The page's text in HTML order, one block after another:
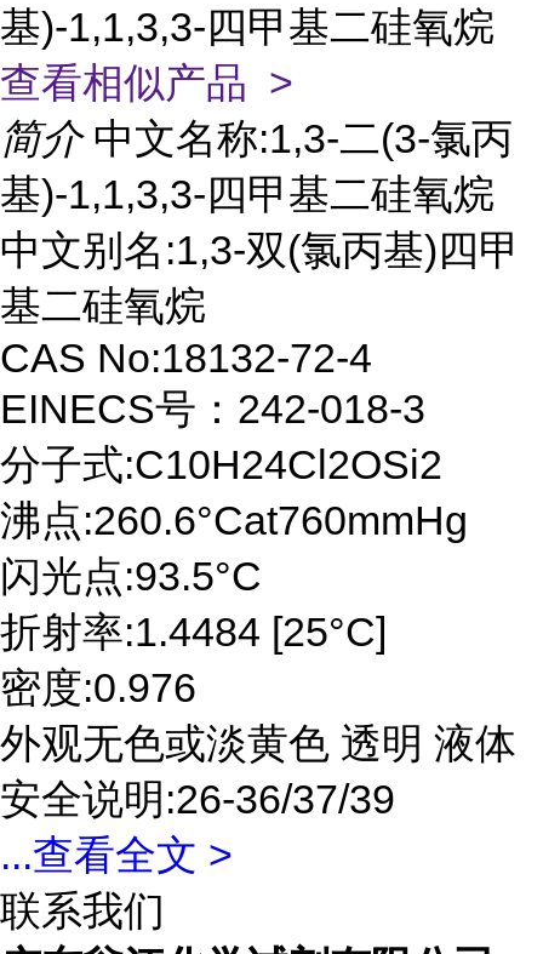
基)-1,1,3,3-四甲基二硅氧烷
查看相似产品 >
简介 中文名称:1,3-二(3-氯丙
基)-1,1,3,3-四甲基二硅氧烷
中文别名:1,3-双(氯丙基)四甲
基二硅氧烷
CAS No:18132-72-4
EINECS号：242-018-3
分子式:C10H24Cl2OSi2
沸点:260.6°Cat760mmHg
闪光点:93.5°C
折射率:1.4484 [25°C]
密度:0.976
外观无色或淡黄色 透明 液体
安全说明:26-36/37/39
...查看全文 >
联系我们